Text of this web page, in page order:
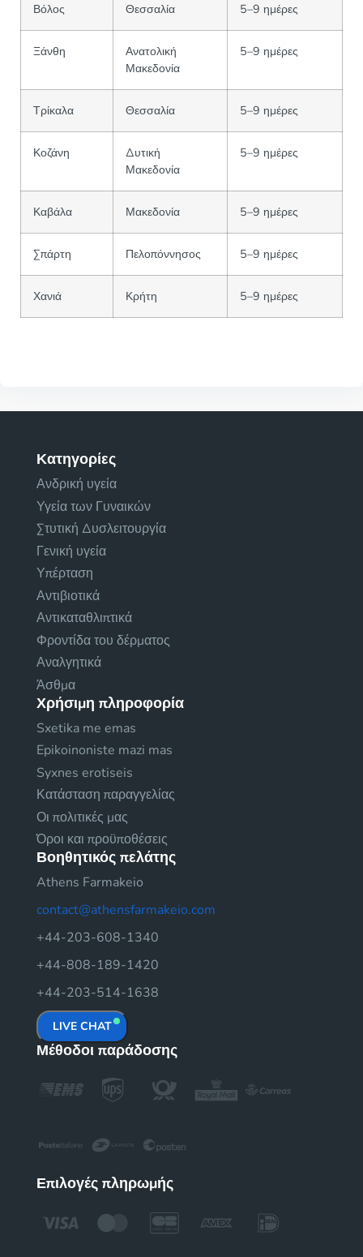
Βόλος Θεσσαλία 5–9 ημέρες
Ξάνθη
Ανατολική
Μακεδονία
5–9 ημέρες
Τρίκαλα Θεσσαλία 5–9 ημέρες
Κοζάνη
Δυτική
Μακεδονία
5–9 ημέρες
Καβάλα Μακεδονία 5–9 ημέρες
Σπάρτη Πελοπόννησος 5–9 ημέρες
Χανιά Κρήτη 5–9 ημέρες
Κατηγορίες
Ανδρική υγεία
Υγεία των Γυναικών
Στυτική Δυσλειτουργία
Γενική υγεία
Υπέρταση
Αντιβιοτικά
Αντικαταθλιπτικά
Φροντίδα του δέρματος
Αναλγητικά
Άσθμα
Χρήσιμη πληροφορία
Sxetika me emas
Epikoinoniste mazi mas
Syxnes erotiseis
Κατάσταση παραγγελίας
Οι πολιτικές μας
Όροι και προϋποθέσεις
Βοηθητικός πελάτης
Athens Farmakeio
contact@athensfarmakeio.com
+44-203-608-1340
+44-808-189-1420
+44-203-514-1638
LIVE CHAT
Μέθοδοι παράδοσης
Επιλογές πληρωμής